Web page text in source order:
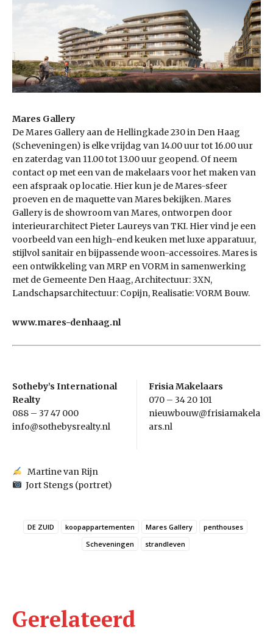
Mares Gallery
De Mares Gallery aan de Hellingkade 230 in Den Haag
(Scheveningen) is elke vrijdag van 14.00 uur tot 16.00 uur
en zaterdag van 11.00 tot 13.00 uur geopend. Of neem
contact op met een van de makelaars voor het maken van
een afspraak op locatie. Hier kun je de Mares-sfeer
proeven en de maquette van Mares bekijken. Mares
Gallery is de showroom van Mares, ontworpen door
interieurarchitect Pieter Laureys van TKI. Hier vind je een
voorbeeld van een high-end keuken met luxe apparatuur,
stijlvol sanitair en bijpassende woon-accessoires. Mares is
een ontwikkeling van MRP en VORM in samenwerking
met de Gemeente Den Haag, Architectuur: 3XN,
Landschapsarchitectuur: Copijn, Realisatie: VORM Bouw.
www.mares-denhaag.nl
Sotheby’s International
Realty
088 – 37 47 000
info@sothebysrealty.nl
Frisia Makelaars
070 – 34 20 101
nieuwbouw@frisiamakela
ars.nl
Martine van Rijn
Jort Stengs (portret)
DE ZUID koopappartementen Mares Gallery
penthouses
Scheveningen
strandleven
Gerelateerd